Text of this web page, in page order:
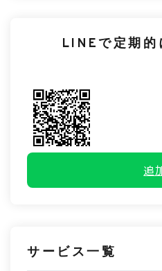
LINEで定期的
追
サービス一覧